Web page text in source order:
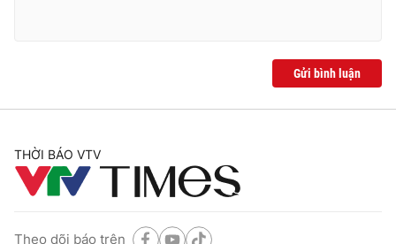
Gửi bình luận
THỜI BÁO VTV
Theo dõi báo trên